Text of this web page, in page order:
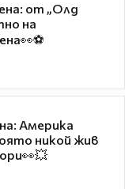
от „Олд
на
Америка
никой жив